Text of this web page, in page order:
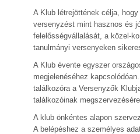
A Klub létrejöttének célja,
versenyzést mint hasznos és
felelősségvállalását, a közel-
tanulmányi versenyeken
A Klub évente egyszer
megjelenéséhez
találkozóra a Versenyzők
találkozóinak
A klub önkéntes alapon
A belépéshez a személyes